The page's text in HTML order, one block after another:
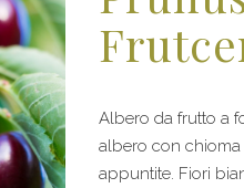
Albero da frutto a
albero con chioma
appuntite. Fiori